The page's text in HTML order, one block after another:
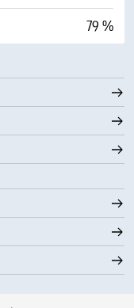
79 %
0 (Oscuro)
77 %
10 mi
30000 ft